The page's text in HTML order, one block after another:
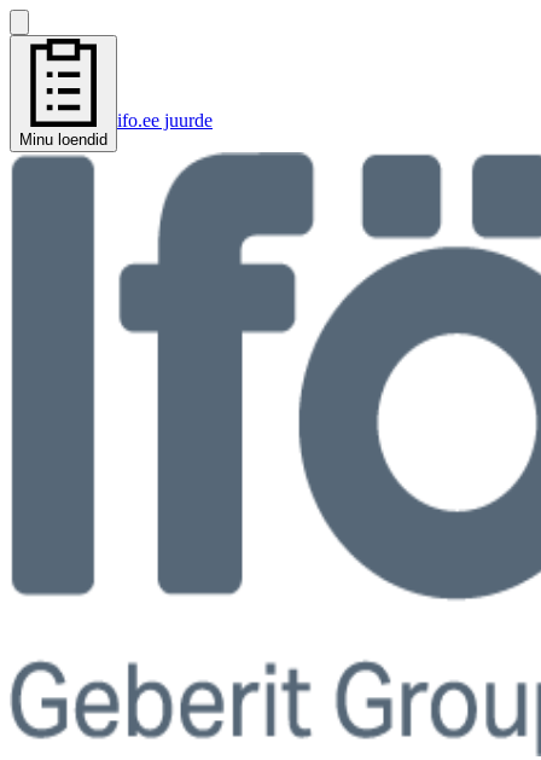
Minu loendid
ifo.ee juurde